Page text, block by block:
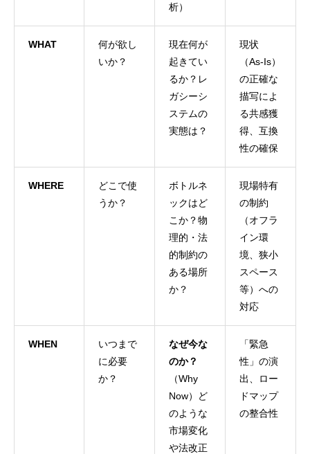
析）
WHAT
何が欲し
いか？
現在何が
起きてい
るか？レ
ガシーシ
ステムの
実態は？
現状
（As-Is）
の正確な
描写によ
る共感獲
得、互換
性の確保
WHERE
どこで使
うか？
ボトルネ
ックはど
こか？物
理的・法
的制約の
ある場所
か？
現場特有
の制約
（オフラ
イン環
境、狭小
スペース
等）への
対応
WHEN
いつまで
に必要
か？
なぜ今な
のか？
（Why
Now）ど
のような
市場変化
や法改正
「緊急
性」の演
出、ロー
ドマップ
の整合性